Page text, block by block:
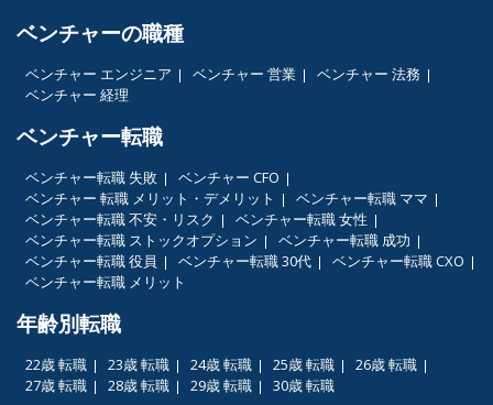
ベンチャーの職種
ベンチャー エンジニア ベンチャー 営業
ベンチャー 法務
ベンチャー 経理
ベンチャー転職
ベンチャー転職 失敗
ベンチャー CFO
ベンチャー 転職 メリット・デメリット
ベンチャー転職 ママ
ベンチャー転職 不安・リスク
ベンチャー転職 女性
ベンチャー転職 ストックオプション
ベンチャー転職 成功
ベンチャー転職 役員
ベンチャー転職 30代
ベンチャー転職 CXO
ベンチャー転職 メリット
年齢別転職
22歳 転職 23歳 転職 24歳 転職 25歳 転職
26歳 転職
27歳 転職
28歳 転職 29歳 転職 30歳 転職